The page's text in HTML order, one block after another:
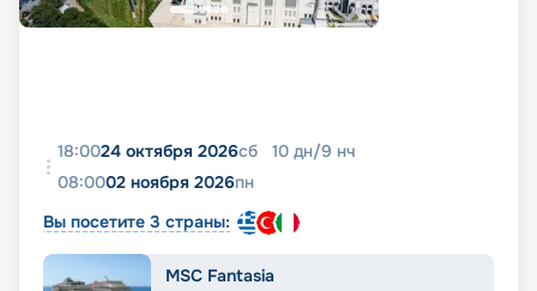
18:0024 октября 2026сб 10 дн/9 нч
08:0002 ноября 2026пн
Вы посетите 3 страны:
MSC Fantasia